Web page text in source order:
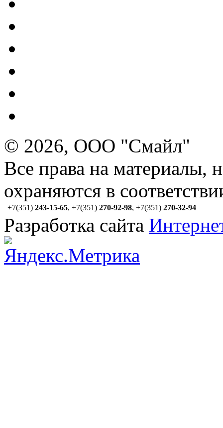
© 2026, ООО "Смайл"
Все права на материалы,
охраняются в
+7(351) 243-15-65, +7(351) 270-92-98, +7(351) 270-32-94
Разработка сайта